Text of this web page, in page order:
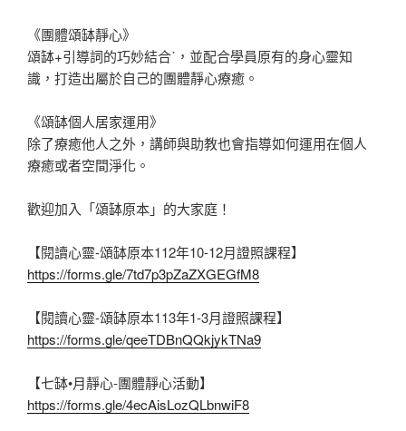
《團體頌缽靜心》
頌缽+引導詞的巧妙結合˙，並配合學員原有的身心靈知
識，打造出屬於自己的團體靜心療癒。
《頌缽個人居家運用》
除了療癒他人之外，講師與助教也會指導如何運用在個人
療癒或者空間淨化。
歡迎加入「頌缽原本」的大家庭！
【閱讀心靈-頌缽原本112年10-12月證照課程】
https://forms.gle/7td7p3pZaZXGEGfM8
【閱讀心靈-頌缽原本113年1-3月證照課程】
https://forms.gle/qeeTDBnQQkjykTNa9
【七缽•月靜心-團體靜心活動】
https://forms.gle/4ecAisLozQLbnwiF8